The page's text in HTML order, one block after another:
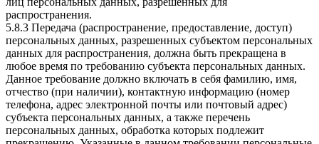
распространения.
5.8.3 Передача (распространение, предоставление, доступ)
персональных данных, разрешенных субъектом персональных
данных для распространения, должна быть прекращена в
любое время по требованию субъекта персональных данных.
Данное требование должно включать в себя фамилию, имя,
отчество (при наличии), контактную информацию (номер
телефона, адрес электронной почты или почтовый адрес)
субъекта персональных данных, а также перечень
персональных данных, обработка которых подлежит